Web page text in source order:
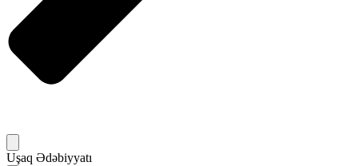
Uşaq Ədəbiyyatı